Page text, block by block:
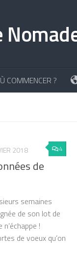
COMMENCER ?
4
2018
de
semaines
de son lot de
!
de voeux qu’on